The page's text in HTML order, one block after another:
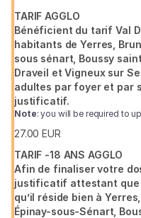
TARIF AGGLO
Bénéficient du tarif Val
habitants de Yerres,
sous sénart, Boussy
Draveil et Vigneux sur
adultes par foyer et par
justificatif.
Note: you will be required to
27.00 EUR
TARIF -18 ANS AGGLO
Afin de finaliser votre
justificatif attestant que
qu’il réside bien à
Épinay-sous-Sénart,